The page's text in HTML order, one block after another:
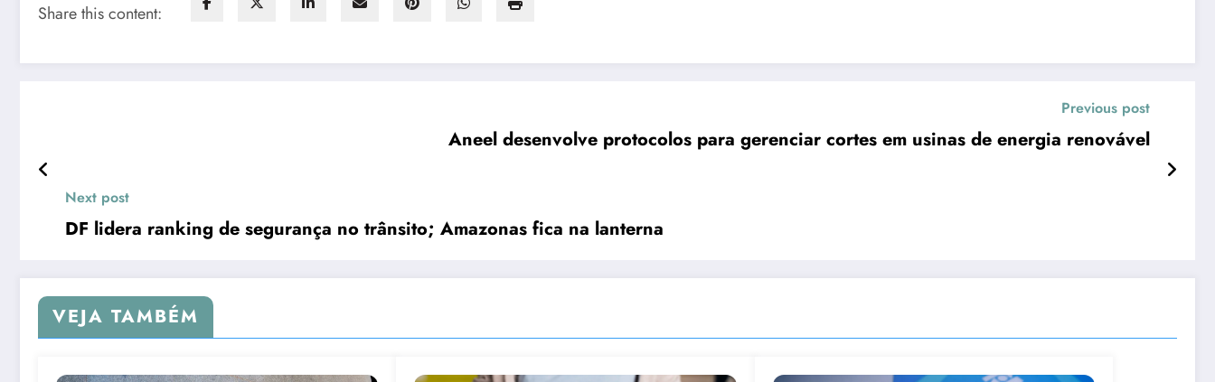
Share this content:
Previous post
Aneel desenvolve protocolos para gerenciar cortes em usinas de energia renovável
Next post
DF lidera ranking de segurança no trânsito; Amazonas fica na lanterna
VEJA TAMBÉM